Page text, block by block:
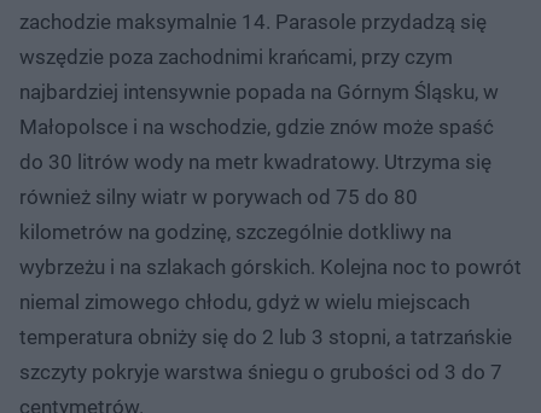
zachodzie maksymalnie 14. Parasole przydadzą się
wszędzie poza zachodnimi krańcami, przy czym
najbardziej intensywnie popada na Górnym Śląsku, w
Małopolsce i na wschodzie, gdzie znów może spaść
do 30 litrów wody na metr kwadratowy. Utrzyma się
również silny wiatr w porywach od 75 do 80
kilometrów na godzinę, szczególnie dotkliwy na
wybrzeżu i na szlakach górskich. Kolejna noc to powrót
niemal zimowego chłodu, gdyż w wielu miejscach
temperatura obniży się do 2 lub 3 stopni, a tatrzańskie
szczyty pokryje warstwa śniegu o grubości od 3 do 7
centymetrów.